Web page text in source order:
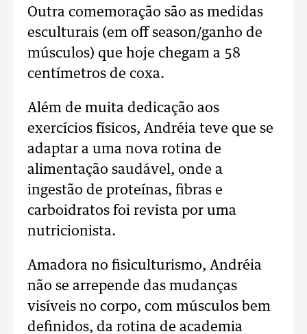
Outra comemoração são as medidas
esculturais (em off season/ganho de
músculos) que hoje chegam a 58
centímetros de coxa.
Além de muita dedicação aos
exercícios físicos, Andréia teve que se
adaptar a uma nova rotina de
alimentação saudável, onde a
ingestão de proteínas, fibras e
carboidratos foi revista por uma
nutricionista.
Amadora no fisiculturismo, Andréia
não se arrepende das mudanças
visíveis no corpo, com músculos bem
definidos, da rotina de academia